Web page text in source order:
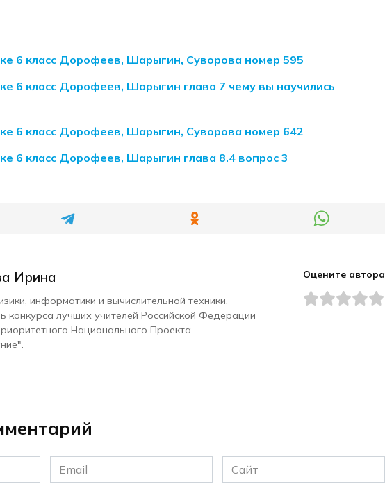
6 класс Дорофеев, Шарыгин, Суворова номер 595
6 класс Дорофеев, Шарыгин глава 7 чему вы научились
6 класс Дорофеев, Шарыгин, Суворова номер 642
6 класс Дорофеев, Шарыгин глава 8.4 вопрос 3
Ирина
информатики и вычислительной техники.
конкурса лучших учителей Российской Федерации
Национального Проекта
Оцените автора
Email
*
Сайт